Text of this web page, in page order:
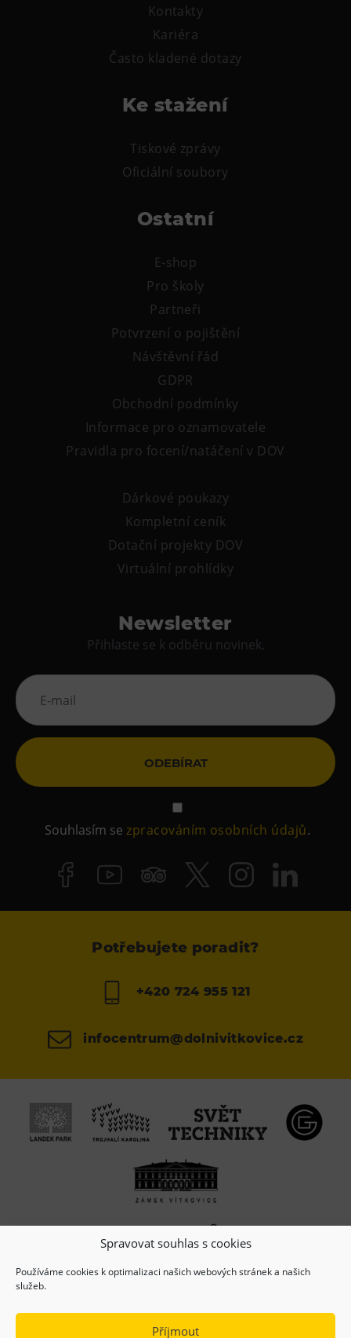
Spravovat souhlas s cookies
Používáme cookies k optimalizaci našich webových stránek a našich
služeb.
Příjmout
Kontakty
Kariéra
Často kladené dotazy
Ke stažení
Tiskové zprávy
Oficiální soubory
Ostatní
E-shop
Pro školy
Partneři
Potvrzení o pojištění
Návštěvní řád
GDPR
Obchodní podmínky
Informace pro oznamovatele
Pravidla pro focení/natáčení v DOV
Dárkové poukazy
Kompletní ceník
Dotační projekty DOV
Virtuální prohlídky
Newsletter
Přihlaste se k odběru novinek.
ODEBÍRAT
Souhlasím sezpracováním osobních údajů.
Potřebujete poradit?
+420 724 955 121
infocentrum@dolnivitkovice.cz